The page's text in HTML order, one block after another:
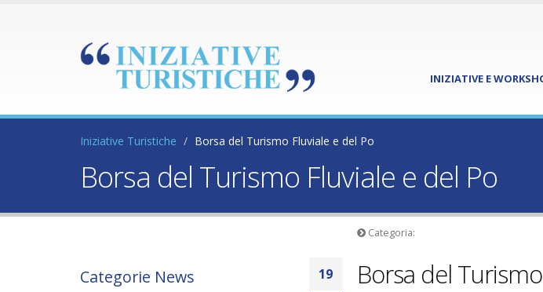
INIZIATIVE E
Iniziative Turistiche Borsa del Turismo Fluviale e del Po
Borsa del Turismo Fluviale e del Po
Categorie News
Categoria:
19 Borsa del